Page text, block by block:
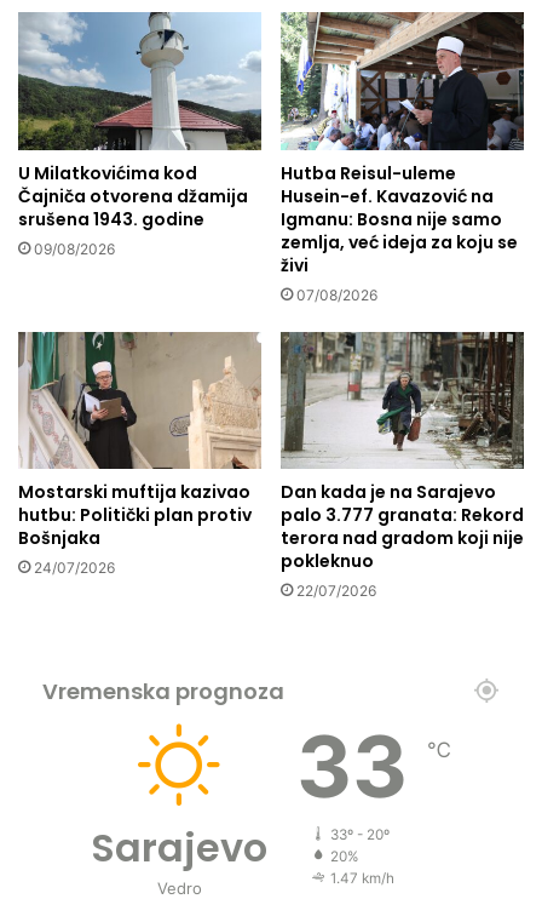
a
u
s
t
:
U
č
e
e
l
k
a
U Milatkovićima kod
Čajniča otvorena džamija
srušena 1943. godine
09/08/2026
Hutba Reisul-uleme
Husein-ef. Kavazović na
Igmanu: Bosna nije samo
zemlja, već ideja za koju se
živi
07/08/2026
Mostarski muftija kazivao
hutbu: Politički plan protiv
Bošnjaka
24/07/2026
Dan kada je na Sarajevo
palo 3.777 granata: Rekord
terora nad gradom koji nije
pokleknuo
22/07/2026
Vremenska prognoza
Sarajevo
Vedro
33 ℃
33º - 20º
20%
1.47 km/h